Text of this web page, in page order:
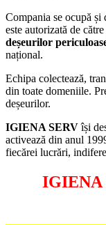
Compania se ocupă și
este autorizată de
deșeurilor
național.
Echipa colectează,
din toate domeniile.
deșeurilor.
IGIENA SERVîși
activează din anul
fiecărei lucrări,
IGIENA